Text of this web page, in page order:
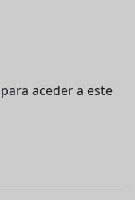
para aceder a este